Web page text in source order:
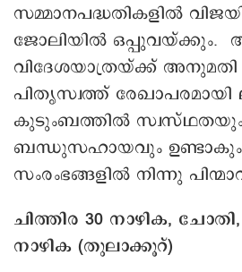
സമ്മാനപദ്ധതികളില്‍
ജോലിയില്‍ ഒപ്പുവയ്ക്കും.
വിദേശയാത്രയ്ക്ക് അനുമതി
പിതൃസ്വത്ത് രേഖാപരമായി
കുടുംബത്തില്‍
ബന്ധുസഹായവും
സംരംഭങ്ങളില്‍ നിന്നു
ചിത്തിര 30 നാഴിക,
നാഴിക (തുലാക്കൂറ്)